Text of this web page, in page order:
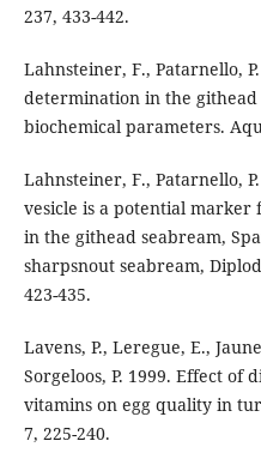
237, 433-442.
Lahnsteiner, F., Patarnello,
determination in the
biochemical parameters.
Lahnsteiner, F., Patarnello,
vesicle is a potential
in the githead seabream,
sharpsnout seabream,
423-435.
Lavens, P., Leregue, E.,
Sorgeloos, P. 1999. Effect of
vitamins on egg quality in
7, 225-240.